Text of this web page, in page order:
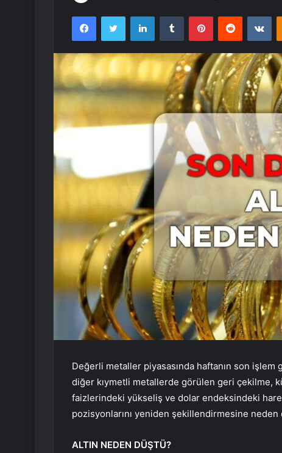
FacebookTwitter LinkedInTumblr PinterestReddit
Değerli metaller piyasasında haftanın son işlem
diğer kıymetli metallerde görülen geri çekilme,
faizlerindeki yükseliş ve dolar endeksindeki
pozisyonlarını yeniden şekillendirmesine neden
ALTIN NEDEN DÜŞTÜ?